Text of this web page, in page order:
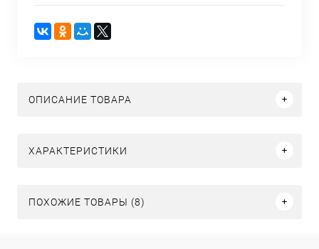
ОПИСАНИЕ ТОВАРА
ХАРАКТЕРИСТИКИ
ПОХОЖИЕ ТОВАРЫ (8)